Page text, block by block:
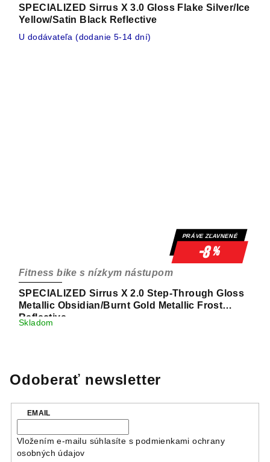
SPECIALIZED Sirrus X 3.0 Gloss Flake Silver/Ice
Yellow/Satin Black Reflective
U dodávateľa (dodanie 5-14 dní)
PRÁVE ZĽAVNENÉ
-8%
SPECIALIZED Sirrus X 2.0 Step-Through Gloss
Metallic Obsidian/Burnt Gold Metallic Frost
Reflective
Fitness bike s nízkym nástupom
Skladom
Odoberať newsletter
EMAIL
Vložením e-mailu súhlasíte s podmienkami ochrany
osobných údajov